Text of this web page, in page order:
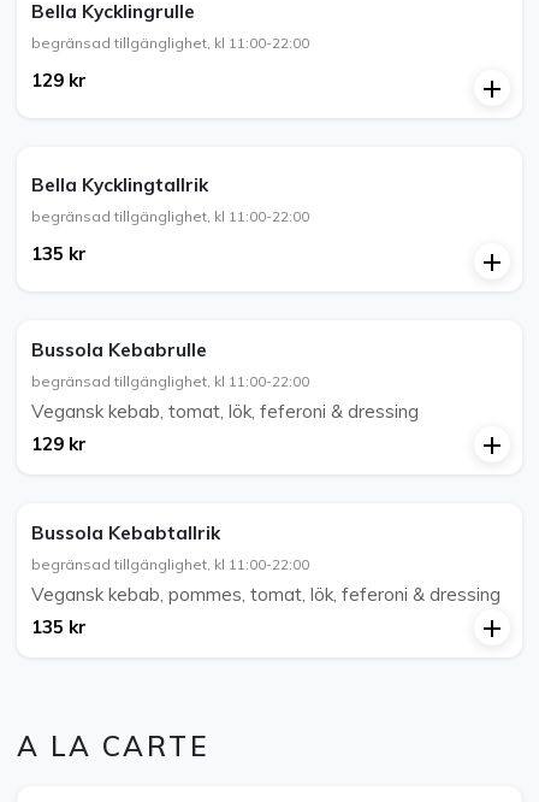
Bella Kycklingrulle
begränsad tillgänglighet, kl 11:00-22:00
129 kr
Bella Kycklingtallrik
begränsad tillgänglighet, kl 11:00-22:00
135 kr
Bussola Kebabrulle
begränsad tillgänglighet, kl 11:00-22:00
Vegansk kebab, tomat, lök, feferoni & dressing
129 kr
Bussola Kebabtallrik
begränsad tillgänglighet, kl 11:00-22:00
Vegansk kebab, pommes, tomat, lök, feferoni & dressing
135 kr
A LA CARTE